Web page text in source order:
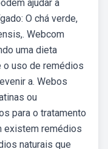
ajudar a
O chá verde,
Webcom
uma dieta
o uso de remédios
a. Webos
ou
para o tratamento
existem remédios
naturais que